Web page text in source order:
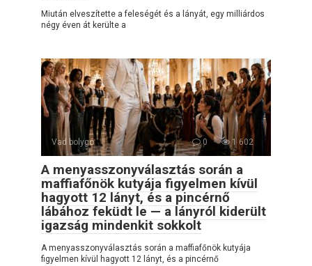
Miután elveszítette a feleségét és a lányát, egy milliárdos
négy éven át kerülte a
Vad bolygó 0 1 602
A menyasszonyválasztás során a
maffiafőnök kutyája figyelmen kívül
hagyott 12 lányt, és a pincérnő
lábához feküdt le — a lányról kiderült
igazság mindenkit sokkolt
A menyasszonyválasztás során a maffiafőnök kutyája
figyelmen kívül hagyott 12 lányt, és a pincérnő